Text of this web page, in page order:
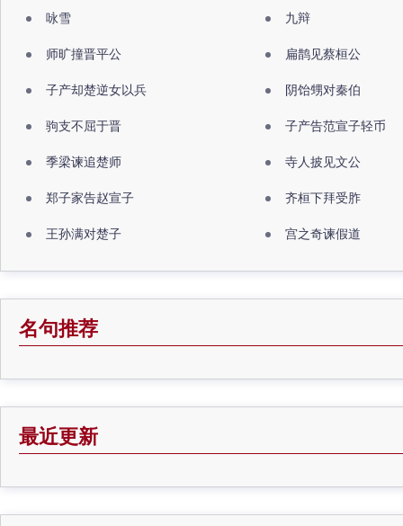
咏雪 九辩
师旷撞晋平公 扁鹊见蔡桓公
子产却楚逆女以兵 阴饴甥对秦伯
驹支不屈于晋 子产告范宣子轻币
季梁谏追楚师 寺人披见文公
郑子家告赵宣子 齐桓下拜受胙
王孙满对楚子 宫之奇谏假道
名句推荐
最近更新